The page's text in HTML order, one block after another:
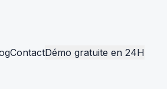
ContactDémo gratuite en 24H